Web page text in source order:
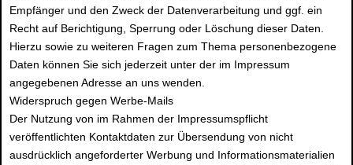
Empfänger und den Zweck der Datenverarbeitung und ggf. ein
Recht auf Berichtigung, Sperrung oder Löschung dieser Daten.
Hierzu sowie zu weiteren Fragen zum Thema personenbezogene
Daten können Sie sich jederzeit unter der im Impressum
angegebenen Adresse an uns wenden.
Widerspruch gegen Werbe-Mails
Der Nutzung von im Rahmen der Impressumspflicht
veröffentlichten Kontaktdaten zur Übersendung von nicht
ausdrücklich angeforderter Werbung und Informationsmaterialien